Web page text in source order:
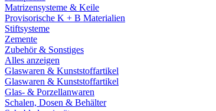
Matrizensysteme & Keile
Provisorische K + B Materialien
Stiftsysteme
Zemente
Zubehör & Sonstiges
Alles anzeigen
Glaswaren & Kunststoffartikel
Glaswaren & Kunststoffartikel
Glas- & Porzellanwaren
Schalen, Dosen & Behälter